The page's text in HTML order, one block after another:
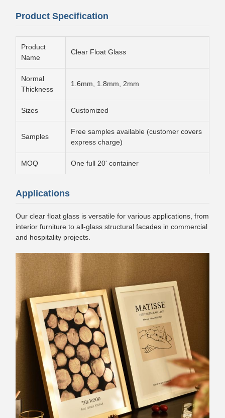
Product Specification
Product
Name
Clear Float Glass
Normal
Thickness
1.6mm, 1.8mm, 2mm
Sizes Customized
Samples
Free samples available (customer covers
express charge)
MOQ One full 20' container
Applications
Our clear float glass is versatile for various applications, from
interior furniture to all-glass structural facades in commercial
and hospitality projects.